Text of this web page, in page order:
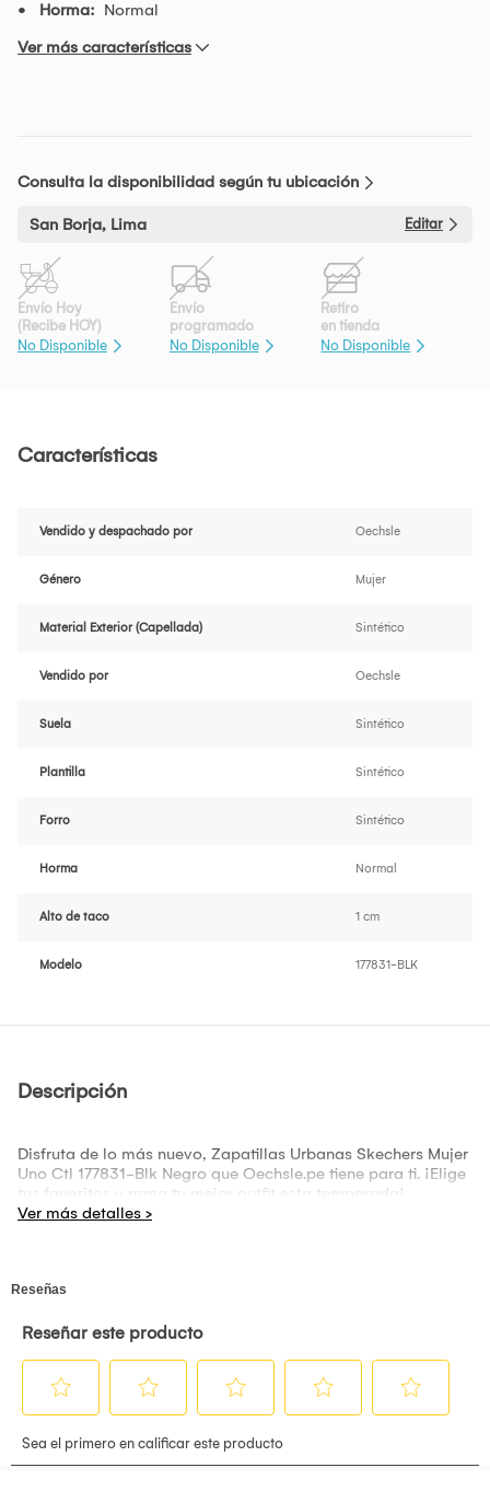
Horma: Normal
Ver más características
Consulta la disponibilidad según tu ubicación
San Borja, Lima Editar
Envío Hoy
(Recibe HOY)
No Disponible
Envío
programado
No Disponible
Retiro
en tienda
No Disponible
Características
Vendido y despachado por Oechsle
Género Mujer
Material Exterior (Capellada) Sintético
Vendido por Oechsle
Suela Sintético
Plantilla Sintético
Forro Sintético
Horma Normal
Alto de taco 1 cm
Modelo 177831-BLK
Descripción
Disfruta de lo más nuevo, Zapatillas Urbanas Skechers Mujer
Uno Ctl 177831-Blk Negro que Oechsle.pe tiene para ti. ¡Elige
tus favoritos y arma tu mejor outfit esta temporada!